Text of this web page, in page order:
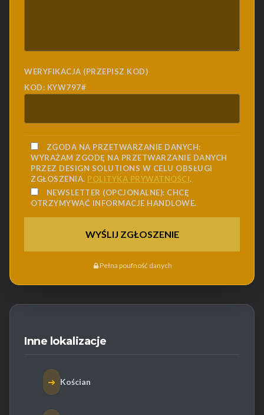
WERYFIKACJA (PRZEPISZ KOD)
KOD: KYW797#
ZGODA NA PRZETWARZANIE DANYCH:
WYRAŻAM ZGODĘ NA PRZETWARZANIE DANYCH
PRZEZ DESIGN SOLUTIONS W CELU OBSŁUGI
ZGŁOSZENIA. POLITYKA PRYWATNOŚCI.
NEWSLETTER (OPCJONALNE): CHCĘ
OTRZYMYWAĆ INFORMACJE HANDLOWE.
Pełna poufność danych
Inne lokalizacje
➜ Kościan